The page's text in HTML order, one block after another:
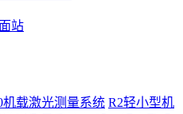
站
机载激光测量系统 R2轻小型机